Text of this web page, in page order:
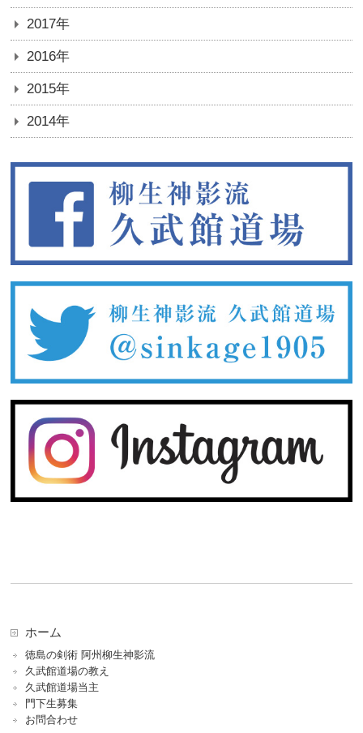
2017年
2016年
2015年
2014年
ホーム
徳島の剣術 阿州柳生神影流
久武館道場の教え
久武館道場当主
門下生募集
お問合わせ